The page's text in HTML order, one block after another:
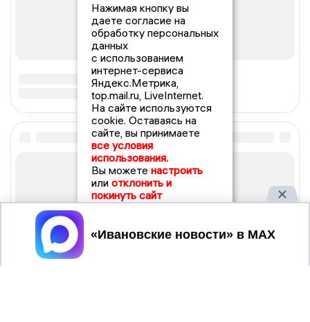
Нажимая кнопку вы
даете согласие на
обработку персональных
данных
с использованием
интернет-сервиса
Яндекс.Метрика,
top.mail.ru, LiveInternet.
На сайте используются
cookie. Оставаясь на
сайте, вы принимаете
все условия
использования.
Вы можете настроить
или отклонить и
покинуть сайт
Принять